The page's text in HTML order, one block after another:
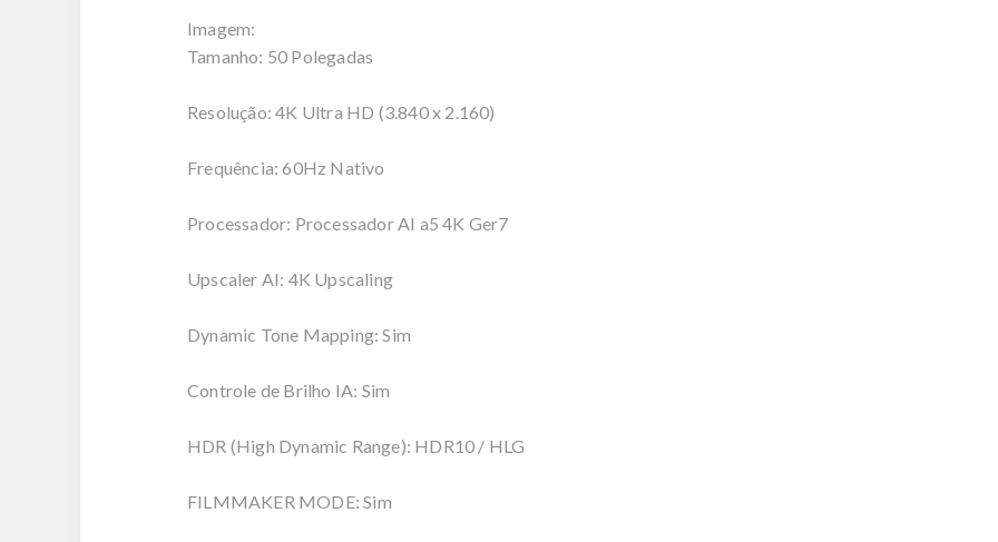
Imagem:
Tamanho: 50 Polegadas
Resolução: 4K Ultra HD (3.840 x 2.160)
Frequência: 60Hz Nativo
Processador: Processador AI a5 4K Ger7
Upscaler AI: 4K Upscaling
Dynamic Tone Mapping: Sim
Controle de Brilho IA: Sim
HDR (High Dynamic Range): HDR10 / HLG
FILMMAKER MODE: Sim